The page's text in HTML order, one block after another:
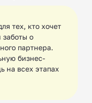
тех, кто хочет
заботы о
партнера.
бизнес-
на всех этапах